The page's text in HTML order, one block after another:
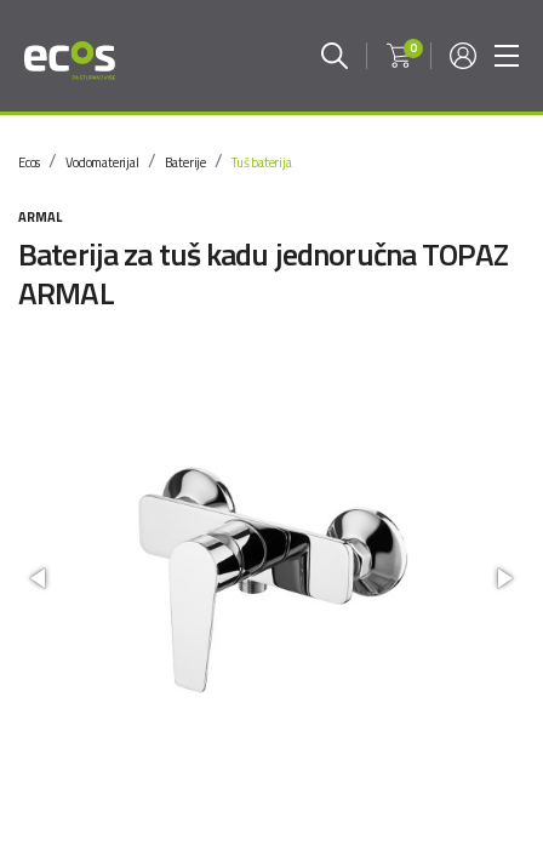
0
Ecos Vodomaterijal Baterije Tuš baterija
ARMAL
Baterija za tuš kadu jednoručna TOPAZ
ARMAL